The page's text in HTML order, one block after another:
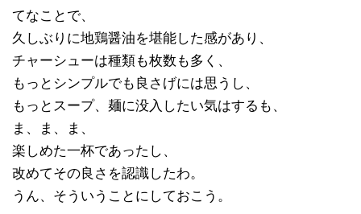
てなことで、
久しぶりに地鶏醤油を堪能した感があり、
チャーシューは種類も枚数も多く、
もっとシンプルでも良さげには思うし、
もっとスープ、麺に没入したい気はするも、
ま、ま、ま、
楽しめた一杯であったし、
改めてその良さを認識したわ。
うん、そういうことにしておこう。